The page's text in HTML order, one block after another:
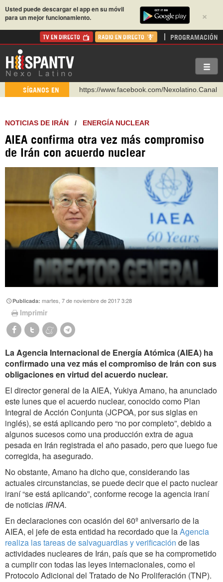
×
Usted puede descargar el app en su móvil
para un mejor funcionamiento.
TV EN DIRECTO RADIO EN DIRECTO PROGRAMACIÓN
SÍGANOS EN
https://www.facebook.com/Nexolatino.Canal
http://twitter.com/nexo_latino
https://t.me/hispantvcanal
https://urmedium.com/c/hispantv
Instagram como: hispan_tv
NOTICIAS DE IRÁN / ENERGÍA NUCLEAR
AIEA confirma otra vez más compromiso
de Irán con acuerdo nuclear
Publicada:martes, 7 de noviembre de 2017 3:28
Imprimir
La Agencia Internacional de Energía Atómica (AIEA) ha
confirmado una vez más el compromiso de Irán con sus
obligaciones en virtud del acuerdo nuclear.
El director general de la AIEA, Yukiya Amano, ha anunciado
este lunes que el acuerdo nuclear, conocido como Plan
Integral de Acción Conjunta (JCPOA, por sus siglas en
inglés), se está aplicando pero “no por completo”, debido a
algunos sucesos como una producción extra de agua
pesada en Irán registrada el año pasado, pero que luego fue
corregida, ha asegurado.
No obstante, Amano ha dicho que, considerando las
actuales circunstancias, se puede decir que el pacto nuclear
iraní “se está aplicando”, conforme recoge la agencia iraní
de noticias IRNA.
En declaraciones con ocasión del 60º aniversario de la
AIEA, el jefe de esta entidad ha recordado que laAgencia
realiza las tareas de salvaguardias y verificación de las
actividades nucleares de Irán, país que se ha comprometido
a cumplir con todas las leyes internacionales, como el
Protocolo Adicional del Tratado de No Proliferación (TNP).